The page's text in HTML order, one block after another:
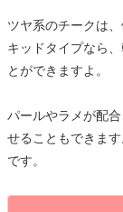
ツヤ系のチークは
キッドタイプなら
とができますよ。
パールやラメが配
せることもできま
です。